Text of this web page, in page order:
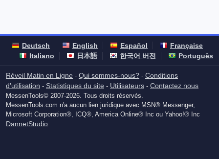
Deutsch English Español
Française
Italiano
日本語 한국어 버전 Português
Réveil Matin en Ligne - Qui sommes-nous? - Conditions
d'utilisation - Statistiques du site - Utilisateurs - Contactez nous
MessenTools© 2007-2026. Tous droits réservés.
MessenTools.com n'a aucun lien juridique avec MSN® Messenger,
Microsoft Corporation®, ICQ®, America Online® Inc ou Yahoo!® Inc
DannetStudio